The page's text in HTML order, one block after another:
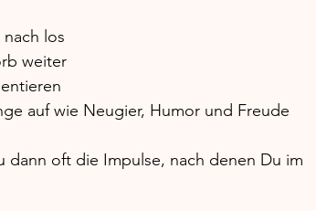
los
weiter
auf wie Neugier, Humor und Freude
dann oft die Impulse, nach denen Du im